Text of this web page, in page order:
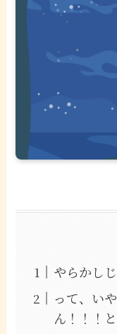
やらかし
って、い
ん！！！